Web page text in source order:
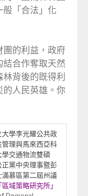
般「合法」化
團的利益，政府
結合作奪取天然
背後的既得利
的人民英雄。你
大學李光耀公共政
管理與馬來西亞科
學交通物流雙碩
正黨中央理事暨彭
滿慕區第二屆州議
區域策略研究所」